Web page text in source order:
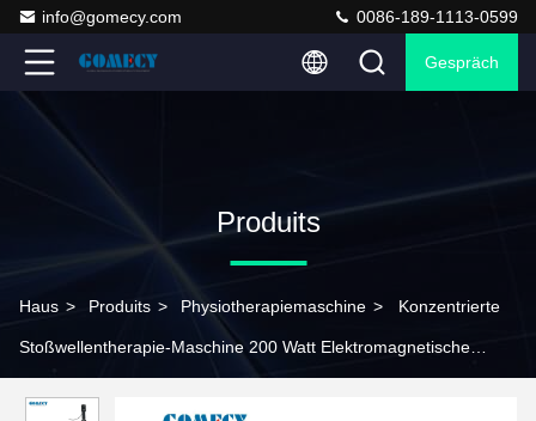
info@gomecy.com 0086-189-1113-0599
Gespräch
Produits
Haus > Produits > Physiotherapiemaschine > Konzentrierte
Stoßwellentherapie-Maschine 200 Watt Elektromagnetische